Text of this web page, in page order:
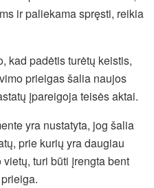
ir paliekama spręsti, reikia
kad padėtis turėtų keistis,
prieigas šalia naujos
įpareigoja teisės aktai.
yra nustatyta, jog šalia
prie kurių yra daugiau
turi būti įrengta bent